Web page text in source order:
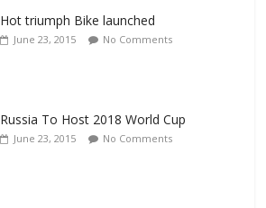
Hot triumph Bike launched
June 23, 2015 No Comments
Russia To Host 2018 World Cup
June 23, 2015 No Comments